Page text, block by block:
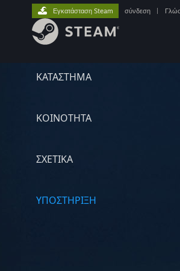
ΚΑΤΑΣΤΗΜΑ
ΚΟΙΝΟΤΗΤΑ
ΣΧΕΤΙΚΆ
ΥΠΟΣΤΗΡΙΞΗ
Εγκατάσταση Steam σύνδεση